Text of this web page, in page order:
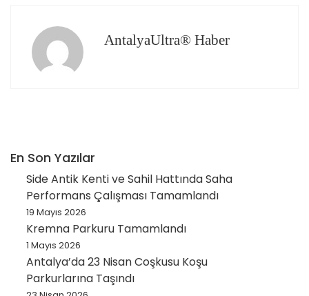
AntalyaUltra® Haber
En Son Yazılar
Side Antik Kenti ve Sahil Hattında Saha
Performans Çalışması Tamamlandı
19 Mayıs 2026
Kremna Parkuru Tamamlandı
1 Mayıs 2026
Antalya’da 23 Nisan Coşkusu Koşu
Parkurlarına Taşındı